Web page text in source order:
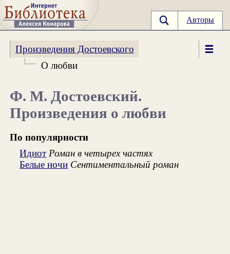
Авторы
Произведения Достоевского
О любви
Ф. М. Достоевский.
Произведения о любви
По популярности
Идиот Роман в четырех частях
Белые ночи Сентиментальный роман